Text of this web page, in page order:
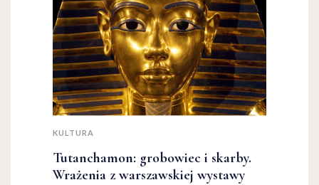
KULTURA
Tutanchamon: grobowiec i skarby.
Wrażenia z warszawskiej wystawy